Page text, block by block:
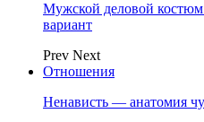
Мужской деловой
вариант
Prev Next
Отношения
Ненависть — анатомия